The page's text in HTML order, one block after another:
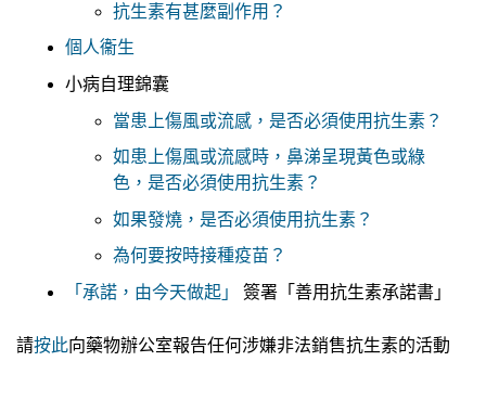
抗生素有甚麼副作用？
個人衞生
小病自理錦囊
當患上傷風或流感，是否必須使用抗生素？
如患上傷風或流感時，鼻涕呈現黃色或綠
色，是否必須使用抗生素？
如果發燒，是否必須使用抗生素？
為何要按時接種疫苗？
「承諾，由今天做起」
簽署「善用抗生素承諾書」
請按此向藥物辦公室報告任何涉嫌非法銷售抗生素的活動